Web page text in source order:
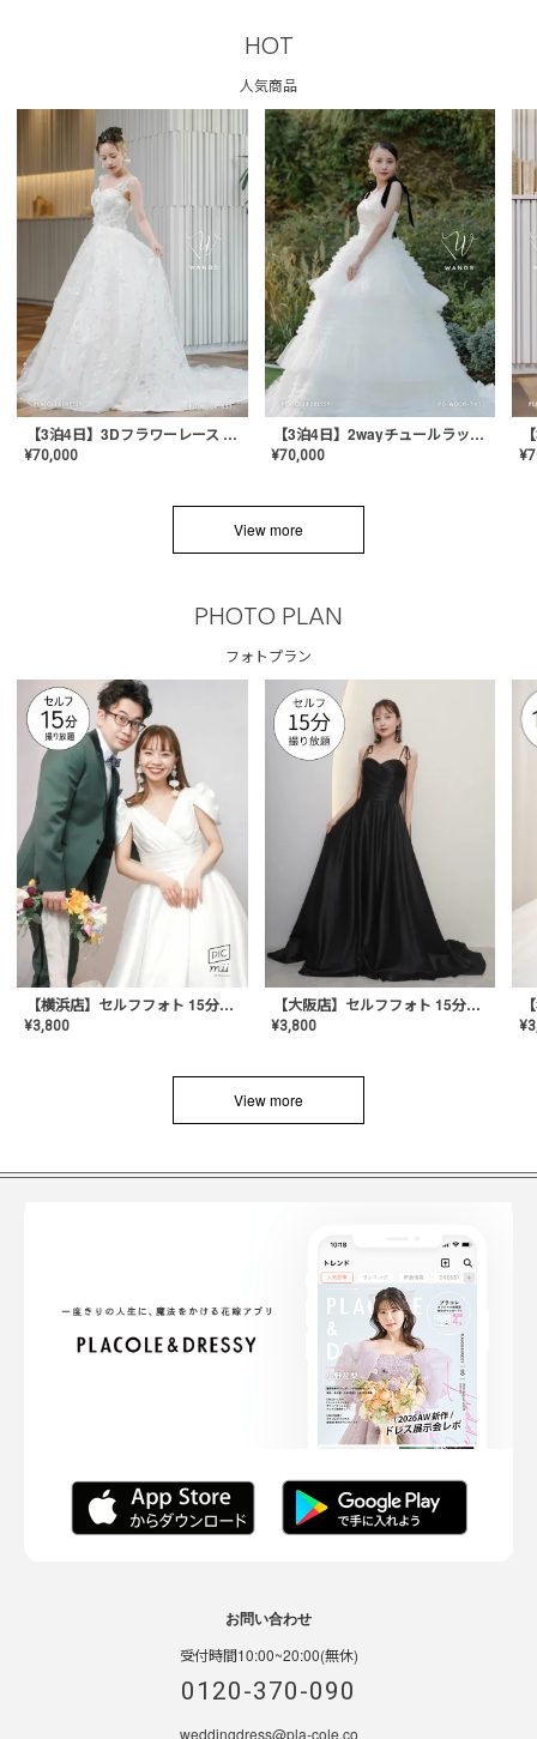
HOT
人気商品
【3泊4日】3Dフラワーレース ドレス〈PD-WDOR-331〉
¥70,000
【3泊4日】2wayチュールラッフルドレス〈PD-WDOR-341RTL〉
¥70,000 ¥
View more
PHOTO PLAN
フォトプラン
【横浜店】セルフフォト 15分撮り放題プラン
¥3,800
【大阪店】セルフフォト 15分撮り放題プラン
¥3,800 ¥
View more
お問い合わせ
受付時間10:00~20:00(無休)
0120-370-090
weddingdress@pla-cole.co